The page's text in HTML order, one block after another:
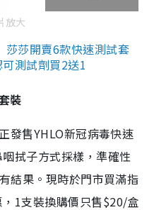
放大
莎莎開賣6款快速測試套
測試劑買2送1
裝
發售YHLO新冠病毒快速
拭子方式採樣，準確性
結果。現時於門市買滿指
1支裝換購價只售$20/盒